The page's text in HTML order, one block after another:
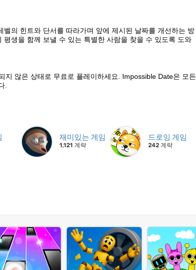
의 힌트와 단서를 따라가며 앞에 제시된 날짜를 개선하는 방
생을 함께 보낼 수 있는 특별한 사람을 찾을 수 있도록 도와
않은 상태로 무료로 플레이하세요. Impossible Date은 모든
.
재미있는 게임
1,121 계략
드로잉 게임
242 계략